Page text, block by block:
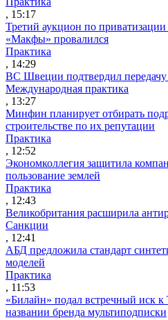
, 15:17
Третий аукцион по приватизации
«Макфы» провалился
Практика
, 14:29
ВС Швеции подтвердил передачу
Международная практика
, 13:27
Минфин планирует отбирать
строительстве по их репутации
Практика
, 12:52
Экономколлегия защитила
пользование землей
Практика
, 12:43
Великобритания расширила
Санкции
, 12:41
АБД предложила стандарт
моделей
Практика
, 11:53
«Билайн» подал встречный иск к
названии бренда мультиподписки